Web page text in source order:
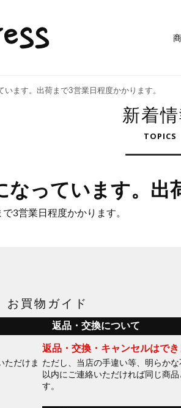
います。出荷まで3営業日程度かかります。
新着
TOPICS
なっています。出
3営業日程度かかります。
お買物ガイド
ただけま
返品・交換について
返品・交換・キャンセルはでき
ただし、当店の手違い等、明らか
以内にご連絡いただければ同じ商
す。